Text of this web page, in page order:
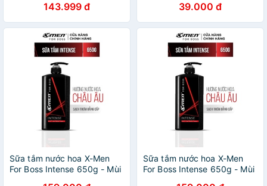
143.999 đ 39.000 đ
Sữa tắm nước hoa X-Men
For Boss Intense 650g - Mùi
Sữa tắm nước hoa X-Men
For Boss Intense 650g - Mùi